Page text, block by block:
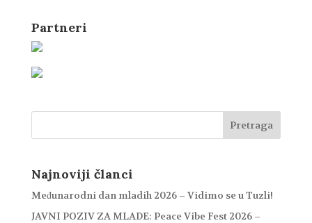
Partneri
Najnoviji članci
Međunarodni dan mladih 2026 – Vidimo se u Tuzli!
JAVNI POZIV ZA MLADE: Peace Vibe Fest 2026 –